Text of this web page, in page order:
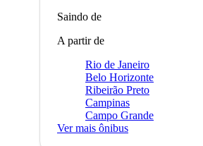
Saindo de
A partir de
Rio de Janeiro
Belo Horizonte
Ribeirão Preto
Campinas
Campo Grande
Ver mais ônibus